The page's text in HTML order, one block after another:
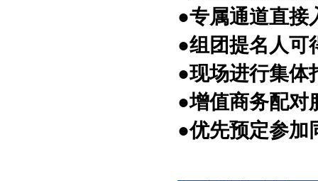
●专属通道直接
●组团提名人可
●现场进行集体
●增值商务配对
●优先预定参加